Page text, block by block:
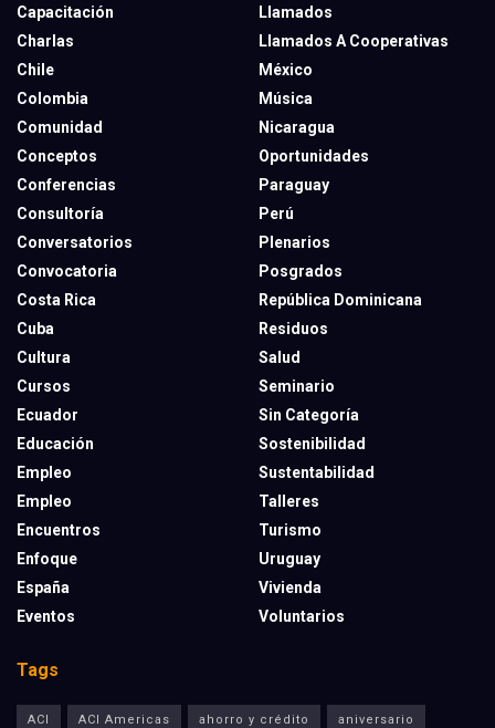
Capacitación
Charlas
Chile
Colombia
Comunidad
Conceptos
Conferencias
Consultoría
Conversatorios
Convocatoria
Costa Rica
Cuba
Cultura
Cursos
Ecuador
Educación
Empleo
Empleo
Encuentros
Enfoque
España
Eventos
Llamados
Llamados A Cooperativas
México
Música
Nicaragua
Oportunidades
Paraguay
Perú
Plenarios
Posgrados
República Dominicana
Residuos
Salud
Seminario
Sin Categoría
Sostenibilidad
Sustentabilidad
Talleres
Turismo
Uruguay
Vivienda
Voluntarios
Tags
ACI ACI Americas ahorro y crédito aniversario